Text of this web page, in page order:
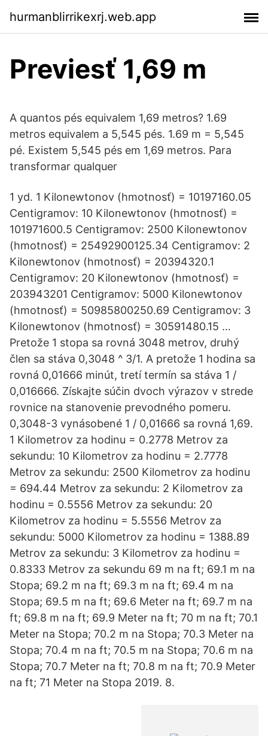
hurmanblirrikexrj.web.app
Previesť 1,69 m
A quantos pés equivalem 1,69 metros? 1.69
metros equivalem a 5,545 pés. 1.69 m = 5,545
pé. Existem 5,545 pés em 1,69 metros. Para
transformar qualquer
1 yd. 1 Kilonewtonov (hmotnosť) = 10197160.05
Centigramov: 10 Kilonewtonov (hmotnosť) =
101971600.5 Centigramov: 2500 Kilonewtonov
(hmotnosť) = 25492900125.34 Centigramov: 2
Kilonewtonov (hmotnosť) = 20394320.1
Centigramov: 20 Kilonewtonov (hmotnosť) =
203943201 Centigramov: 5000 Kilonewtonov
(hmotnosť) = 50985800250.69 Centigramov: 3
Kilonewtonov (hmotnosť) = 30591480.15 …
Pretože 1 stopa sa rovná 3048 metrov, druhý
člen sa stáva 0,3048 ^ 3/1. A pretože 1 hodina sa
rovná 0,01666 minút, tretí termín sa stáva 1 /
0,016666. Získajte súčin dvoch výrazov v strede
rovnice na stanovenie prevodného pomeru.
0,3048-3 vynásobené 1 / 0,01666 sa rovná 1,69.
1 Kilometrov za hodinu = 0.2778 Metrov za
sekundu: 10 Kilometrov za hodinu = 2.7778
Metrov za sekundu: 2500 Kilometrov za hodinu
= 694.44 Metrov za sekundu: 2 Kilometrov za
hodinu = 0.5556 Metrov za sekundu: 20
Kilometrov za hodinu = 5.5556 Metrov za
sekundu: 5000 Kilometrov za hodinu = 1388.89
Metrov za sekundu: 3 Kilometrov za hodinu =
0.8333 Metrov za sekundu 69 m na ft; 69.1 m na
Stopa; 69.2 m na ft; 69.3 m na ft; 69.4 m na
Stopa; 69.5 m na ft; 69.6 Meter na ft; 69.7 m na
ft; 69.8 m na ft; 69.9 Meter na ft; 70 m na ft; 70.1
Meter na Stopa; 70.2 m na Stopa; 70.3 Meter na
Stopa; 70.4 m na ft; 70.5 m na Stopa; 70.6 m na
Stopa; 70.7 Meter na ft; 70.8 m na ft; 70.9 Meter
na ft; 71 Meter na Stopa 2019. 8.